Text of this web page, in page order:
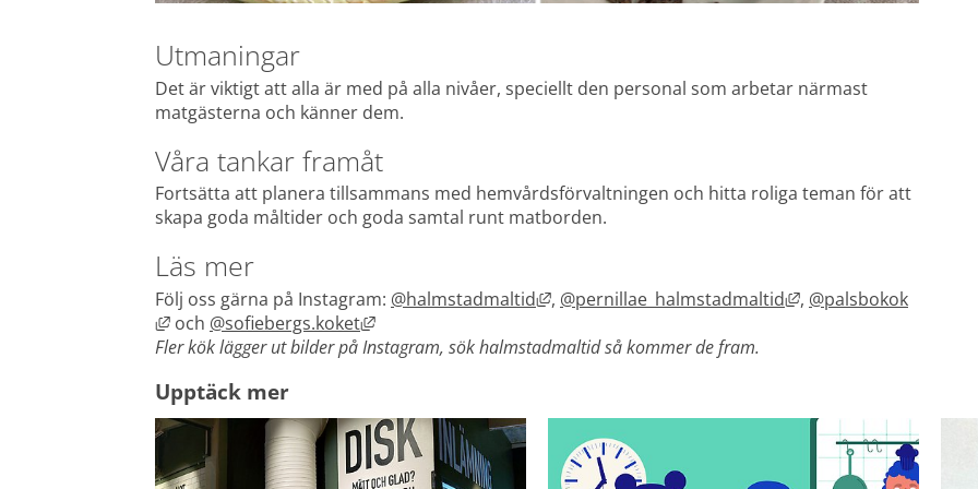
Utmaningar
Det är viktigt att alla är med på alla nivåer, speciellt den personal som arbetar närmast
matgästerna och känner dem.
Våra tankar framåt
Fortsätta att planera tillsammans med hemvårdsförvaltningen och hitta roliga teman för att
skapa goda måltider och goda samtal runt matborden.
Läs mer
Följ oss gärna på Instagram: @halmstadmaltid Länk till annan webbplats, öppnas i nytt fönster.
, @pernillae_halmstadmaltid Länk till annan
, @palsbokok
Länk till annan webbplats, öppnas i nytt fönster.
och @sofiebergs.koket Länk till annan webbplats, öppnas i nytt fönster.
Fler kök lägger ut bilder på Instagram, sök halmstadmaltid så kommer de fram.
Upptäck mer